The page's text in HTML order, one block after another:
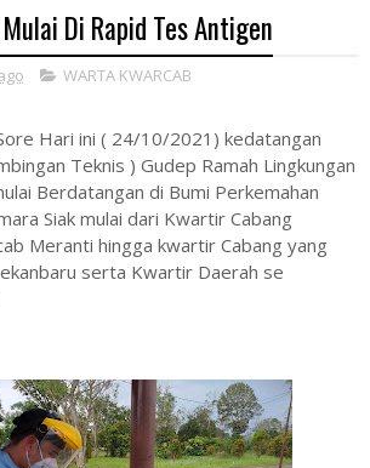
Di Rapid Tes Antigen
WARTA KWARCAB
Hari ini ( 24/10/2021) kedatangan
Teknis ) Gudep Ramah Lingkungan
Berdatangan di Bumi Perkemahan
Siak mulai dari Kwartir Cabang
Meranti hingga kwartir Cabang yang
serta Kwartir Daerah se